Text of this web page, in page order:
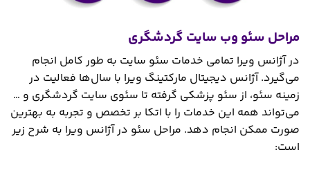
مراحل سئو وب سایت گردشگری
در آژانس ویرا تمامی خدمات سئو سایت به طور کامل انجام
می‌گیرد. آژانس دیجیتال مارکتینگ ویرا با سال‌ها فعالیت در
زمینه سئو، از سئو پزشکی گرفته تا سئوی سایت گردشگری و …
می‌تواند همه این خدمات را با اتکا بر تخصص و تجربه به بهترین
صورت ممکن انجام دهد. مراحل سئو در آژانس ویرا به شرح زیر
است: